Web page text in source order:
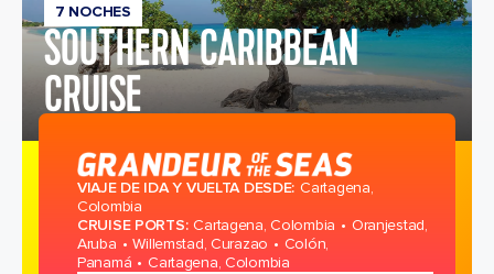
7 NOCHES
SOUTHERN CARIBBEAN
CRUISE
VIAJE DE IDA Y VUELTA DESDE: Cartagena,
Colombia
CRUISE PORTS: Cartagena, Colombia
Oranjestad,
Aruba
Willemstad, Curazao
Colón,
Panamá
Cartagena, Colombia